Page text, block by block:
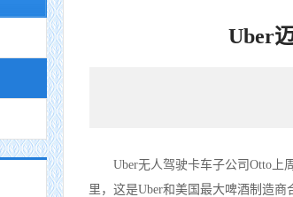
Uber
Uber无人驾驶卡车子公司Otto上
里，这是Uber和美国最大啤酒制造商